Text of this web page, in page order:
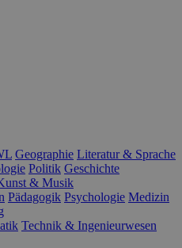
Geographie Literatur & Sprache
Politik Geschichte
& Musik
Pädagogik Psychologie Medizin
Technik & Ingenieurwesen